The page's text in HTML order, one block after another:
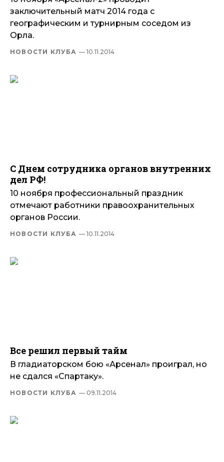
заключительный матч 2014 года с
географическим и турнирным соседом из
Орла.
НОВОСТИ КЛУБА — 10.11.2014
С Днем сотрудника органов внутренних
дел РФ!
10 ноября профессиональный праздник
отмечают работники правоохранительных
органов России.
НОВОСТИ КЛУБА — 10.11.2014
Все решил первый тайм
В гладиаторском бою «Арсенал» проиграл, но
не сдался «Спартаку».
НОВОСТИ КЛУБА — 09.11.2014